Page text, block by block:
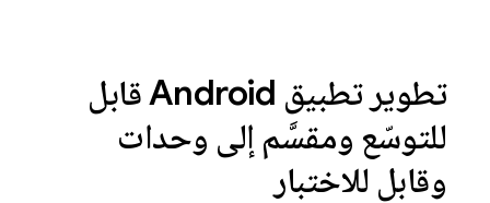
تطوير تطبيق Android قابل
للتوسّع ومقسَّم إلى وحدات
وقابل للاختبار